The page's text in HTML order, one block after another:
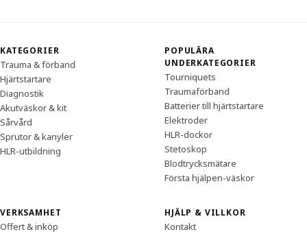
KATEGORIER
Trauma & förband
Hjärtstartare
Diagnostik
Akutväskor & kit
Sårvård
Sprutor & kanyler
HLR-utbildning
POPULÄRA
UNDERKATEGORIER
Tourniquets
Traumaförband
Batterier till hjärtstartare
Elektroder
HLR-dockor
Stetoskop
Blodtrycksmätare
Första hjälpen-väskor
VERKSAMHET
Offert & inköp
HJÄLP & VILLKOR
Kontakt